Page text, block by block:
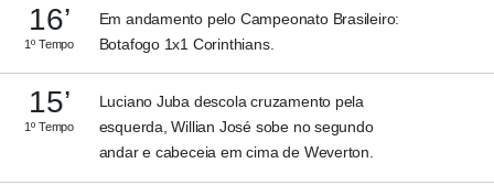
16’
1º Tempo
Em andamento pelo Campeonato Brasileiro:
Botafogo 1x1 Corinthians.
15’
1º Tempo
Luciano Juba descola cruzamento pela
esquerda, Willian José sobe no segundo
andar e cabeceia em cima de Weverton.